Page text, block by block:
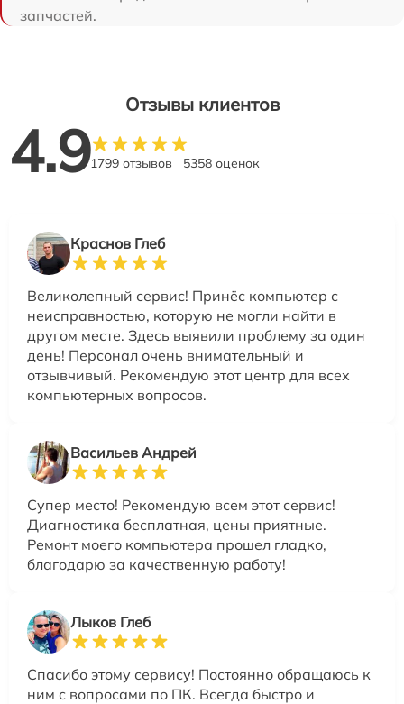
запчастей.
Отзывы клиентов
4.91799 отзывов 5358 оценок
Краснов Глеб
Великолепный сервис! Принёс компьютер с
неисправностью, которую не могли найти в
другом месте. Здесь выявили проблему за один
день! Персонал очень внимательный и
отзывчивый. Рекомендую этот центр для всех
компьютерных вопросов.
Васильев Андрей
Супер место! Рекомендую всем этот сервис!
Диагностика бесплатная, цены приятные.
Ремонт моего компьютера прошел гладко,
благодарю за качественную работу!
Лыков Глеб
Спасибо этому сервису! Постоянно обращаюсь к
ним с вопросами по ПК. Всегда быстро и